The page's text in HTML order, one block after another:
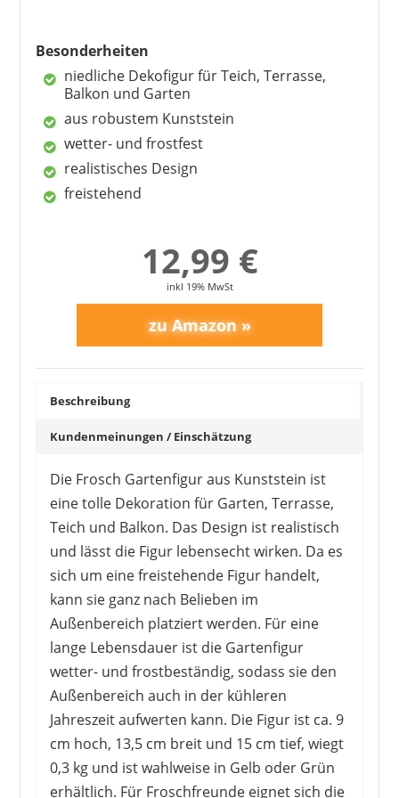
1 2 3 4 5 6
10
>
Besonderheiten
niedliche Dekofigur für Teich, Terrasse,
Balkon und Garten
aus robustem Kunststein
wetter- und frostfest
realistisches Design
freistehend
12,99 €
inkl 19% MwSt
Beschreibung
Kundenmeinungen / Einschätzung
Die Frosch Gartenfigur aus Kunststein ist
eine tolle Dekoration für Garten, Terrasse,
Teich und Balkon. Das Design ist realistisch
und lässt die Figur lebensecht wirken. Da es
sich um eine freistehende Figur handelt,
kann sie ganz nach Belieben im
Außenbereich platziert werden. Für eine
lange Lebensdauer ist die Gartenfigur
wetter- und frostbeständig, sodass sie den
Außenbereich auch in der kühleren
Jahreszeit aufwerten kann. Die Figur ist ca. 9
cm hoch, 13,5 cm breit und 15 cm tief, wiegt
0,3 kg und ist wahlweise in Gelb oder Grün
erhältlich. Für Froschfreunde eignet sich die